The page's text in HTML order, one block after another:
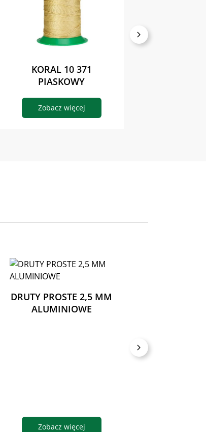
KORAL 10 371
PIASKOWY
Zobacz więcej
DRUTY PROSTE 2,5 MM
ALUMINIOWE
Zobacz więcej